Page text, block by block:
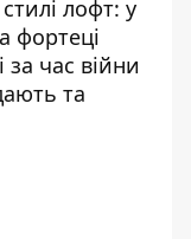
лофт: у
фортеці
за час війни
та